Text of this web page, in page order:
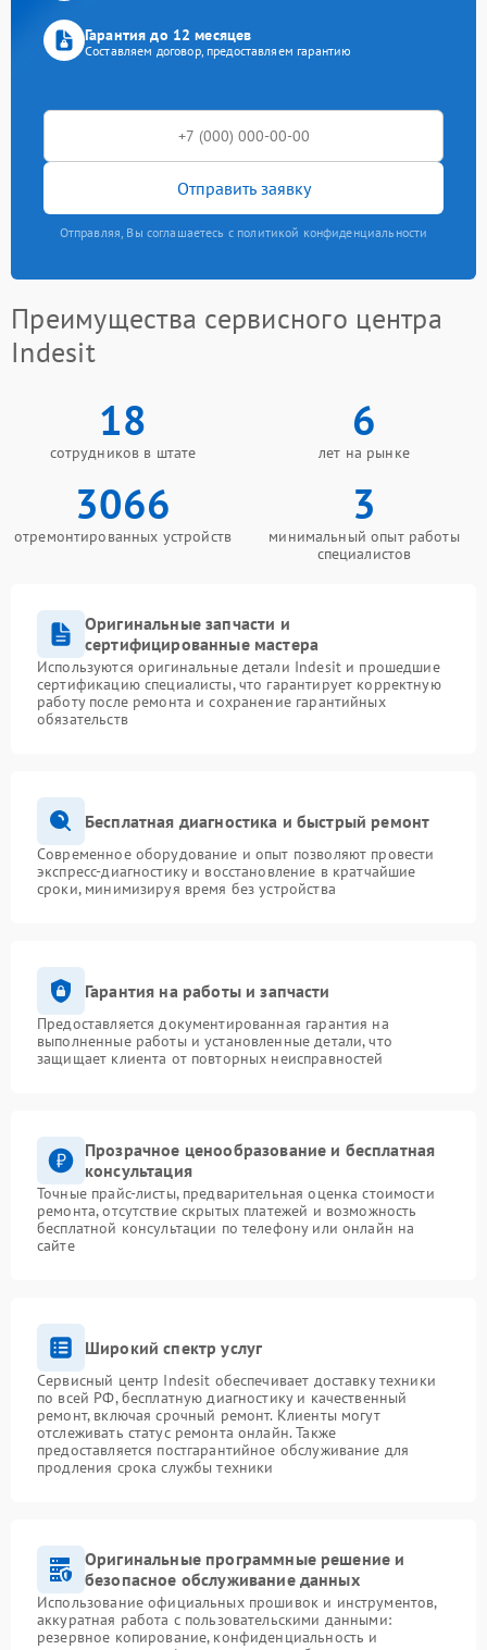
Гарантия до 12 месяцев
Составляем договор, предоставляем гарантию
Отправить заявку
Отправляя, Вы соглашаетесь с политикой конфиденциальности
Преимущества сервисного центра
Indesit
18
сотрудников в штате
6
лет на рынке
3066
отремонтированных устройств
3
минимальный опыт работы
специалистов
Оригинальные запчасти и
сертифицированные мастера
Используются оригинальные детали Indesit и прошедшие
сертификацию специалисты, что гарантирует корректную
работу после ремонта и сохранение гарантийных
обязательств
Бесплатная диагностика и быстрый ремонт
Современное оборудование и опыт позволяют провести
экспресс-диагностику и восстановление в кратчайшие
сроки, минимизируя время без устройства
Гарантия на работы и запчасти
Предоставляется документированная гарантия на
выполненные работы и установленные детали, что
защищает клиента от повторных неисправностей
Прозрачное ценообразование и бесплатная
консультация
Точные прайс-листы, предварительная оценка стоимости
ремонта, отсутствие скрытых платежей и возможность
бесплатной консультации по телефону или онлайн на
сайте
Широкий спектр услуг
Сервисный центр Indesit обеспечивает доставку техники
по всей РФ, бесплатную диагностику и качественный
ремонт, включая срочный ремонт. Клиенты могут
отслеживать статус ремонта онлайн. Также
предоставляется постгарантийное обслуживание для
продления срока службы техники
Оригинальные программные решение и
безопасное обслуживание данных
Использование официальных прошивок и инструментов,
аккуратная работа с пользовательскими данными:
резервное копирование, конфиденциальность и